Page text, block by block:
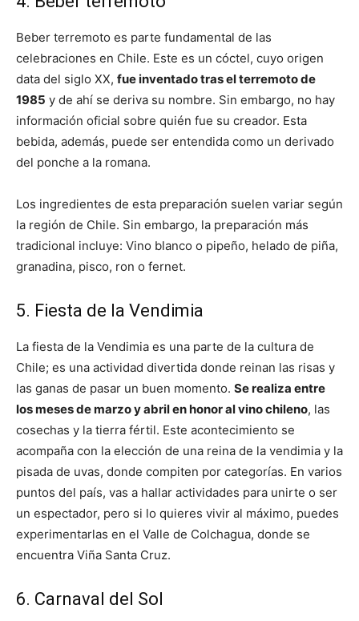
Beber terremoto es parte fundamental de las
celebraciones en Chile. Este es un cóctel, cuyo origen
data del siglo XX, fue inventado tras el terremoto de
1985 y de ahí se deriva su nombre. Sin embargo, no hay
información oficial sobre quién fue su creador. Esta
bebida, además, puede ser entendida como un derivado
del ponche a la romana.
Los ingredientes de esta preparación suelen variar según
la región de Chile. Sin embargo, la preparación más
tradicional incluye: Vino blanco o pipeño, helado de piña,
granadina, pisco, ron o fernet.
5. Fiesta de la Vendimia
La fiesta de la Vendimia es una parte de la cultura de
Chile; es una actividad divertida donde reinan las risas y
las ganas de pasar un buen momento. Se realiza entre
los meses de marzo y abril en honor al vino chileno, las
cosechas y la tierra fértil. Este acontecimiento se
acompaña con la elección de una reina de la vendimia y la
pisada de uvas, donde compiten por categorías. En varios
puntos del país, vas a hallar actividades para unirte o ser
un espectador, pero si lo quieres vivir al máximo, puedes
experimentarlas en el Valle de Colchagua, donde se
encuentra Viña Santa Cruz.
6. Carnaval del Sol